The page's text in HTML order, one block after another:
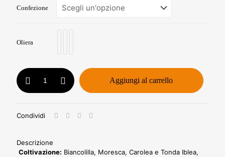
Confezione
Oliera
Olio
Bio
750ml
-
Retail
quantità
Aggiungi al carrello
Condividi
Descrizione
Coltivazione: Biancolilla, Moresca, Carolea e Tonda Iblea,